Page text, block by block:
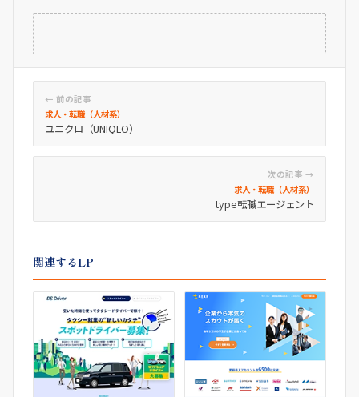
← 前の記事
求人・転職（人材系）
ユニクロ（UNIQLO）
次の記事 →
求人・転職（人材系）
type転職エージェント
関連するLP